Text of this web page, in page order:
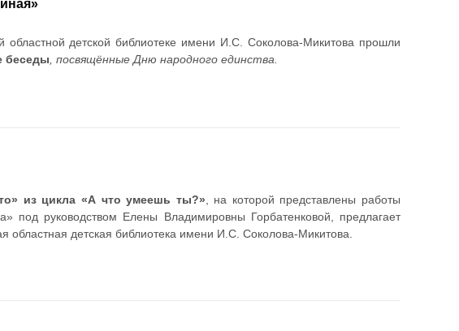
областной детской библиотеке имени И.С. Соколова-Микитова прошли
беседы , посвящённые Дню народного единства.
из цикла «А что умеешь ты?» , на которой представлены работы
под руководством Елены Владимировны Горбатенковой, предлагает
областная детская библиотека имени И.С. Соколова-Микитова.